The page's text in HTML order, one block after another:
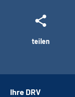
teilen
Ihre DRV